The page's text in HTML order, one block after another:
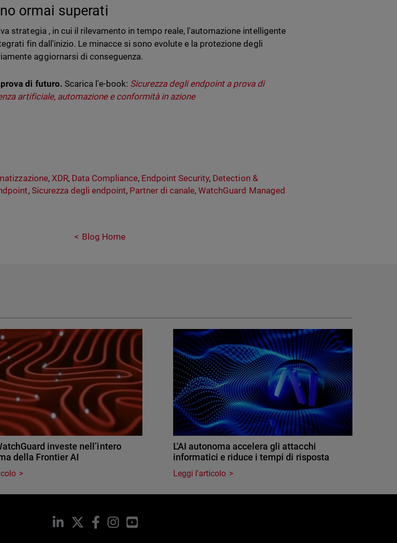
ormai superati
strategia , in cui il rilevamento in tempo reale, l'automazione intelligente
fin dall'inizio. Le minacce si sono evolute e la protezione degli
aggiornarsi di conseguenza.
di futuro. Scarica l'e-book: Sicurezza degli endpoint a prova di
artificiale, automazione e conformità in azione
, XDR, Data Compliance, Endpoint Security, Detection &
, Sicurezza degli endpoint, Partner di canale,WatchGuard Managed
Blog Home
investe nell’intero
della Frontier AI
L'AI autonoma accelera gli attacchi
informatici e riduce i tempi di risposta
Leggi l'articolo
LinkedIn Facebook
InstagramYouTube